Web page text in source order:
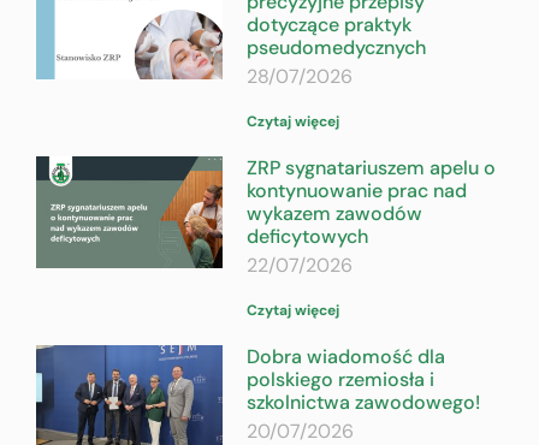
dotyczące praktyk
pseudomedycznych
28/07/2026
Czytaj więcej
ZRP sygnatariuszem apelu o
kontynuowanie prac nad
wykazem zawodów
deficytowych
22/07/2026
Czytaj więcej
Dobra wiadomość dla
polskiego rzemiosła i
szkolnictwa zawodowego!
20/07/2026